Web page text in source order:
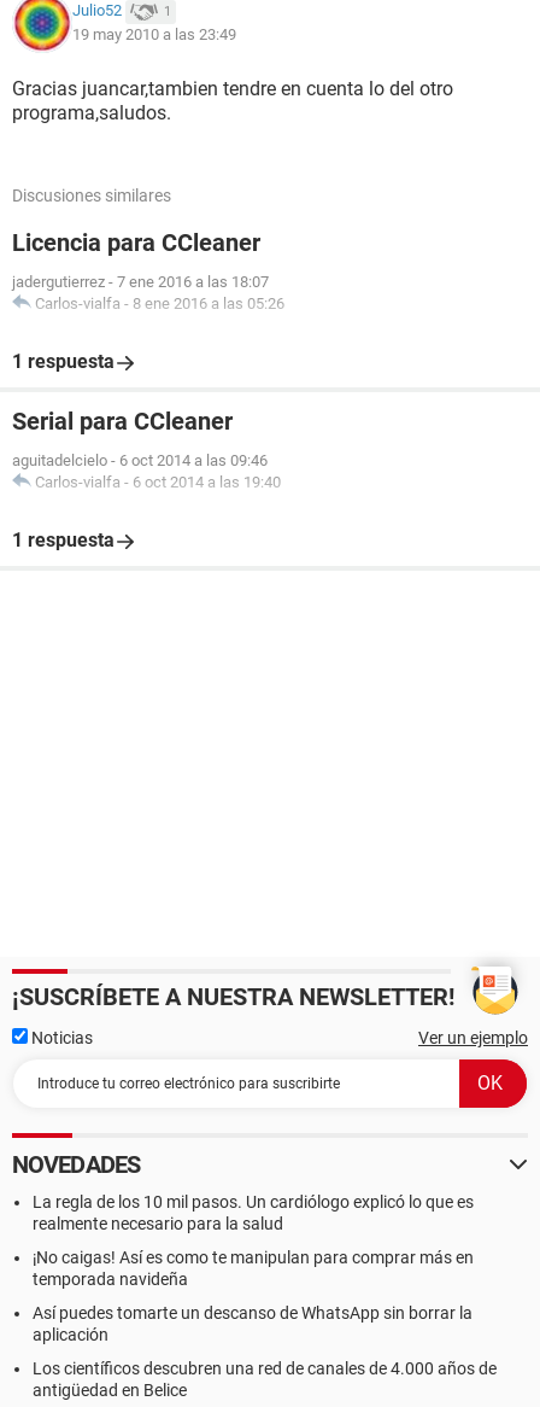
Julio52 1
19 may 2010 a las 23:49
Gracias juancar,tambien tendre en cuenta lo del otro
programa,saludos.
Discusiones similares
Licencia para CCleaner
jadergutierrez - 7 ene 2016 a las 18:07
Carlos-vialfa - 8 ene 2016 a las 05:26
1 respuesta
Serial para CCleaner
aguitadelcielo - 6 oct 2014 a las 09:46
Carlos-vialfa - 6 oct 2014 a las 19:40
1 respuesta
¡SUSCRÍBETE A NUESTRA NEWSLETTER!
Noticias Ver un ejemplo
NOVEDADES
La regla de los 10 mil pasos. Un cardiólogo explicó lo que es
realmente necesario para la salud
¡No caigas! Así es como te manipulan para comprar más en
temporada navideña
Así puedes tomarte un descanso de WhatsApp sin borrar la
aplicación
Los científicos descubren una red de canales de 4.000 años de
antigüedad en Belice